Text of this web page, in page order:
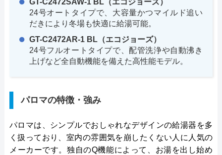
GT-C2472SAW-1 BL（エコジョーズ）
24号オートタイプで、大容量かつマイルド追い
だきにより冬場も快適に給湯可能。
GT-C2472AR-1 BL（エコジョーズ）
24号フルオートタイプで、配管洗浄や自動沸き
上げなど全自動機能を備えた高性能モデル。
パロマの特徴・強み
パロマは、シンプルでおしゃれなデザインの給湯器を多
く扱っており、室内の雰囲気を崩したくない人に人気の
メーカーです。独自のQ機能によって、お湯を出し始め